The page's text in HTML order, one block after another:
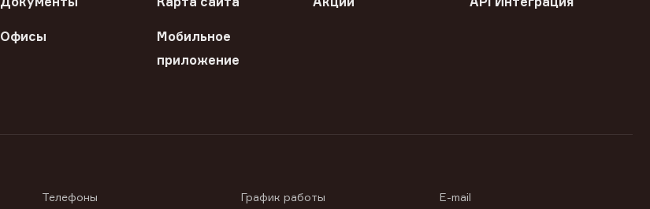
Офисы
Мобильное
приложение
Телефоны График работы E-mail